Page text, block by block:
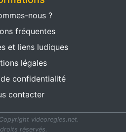
nous ?
fréquentes
et liens ludiques
légales
confidentialité
contacter
videoregles.net.
réservés.